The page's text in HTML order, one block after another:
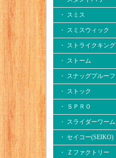
・ スミス
・ スミスウィック
・ ストライクキング
・ ストーム
・ スナッグプルーフ
・ ストック
・ ＳＰＲＯ
・ スライダーワーム
・ セイコー(SEIKO)
・ Ｚファクトリー